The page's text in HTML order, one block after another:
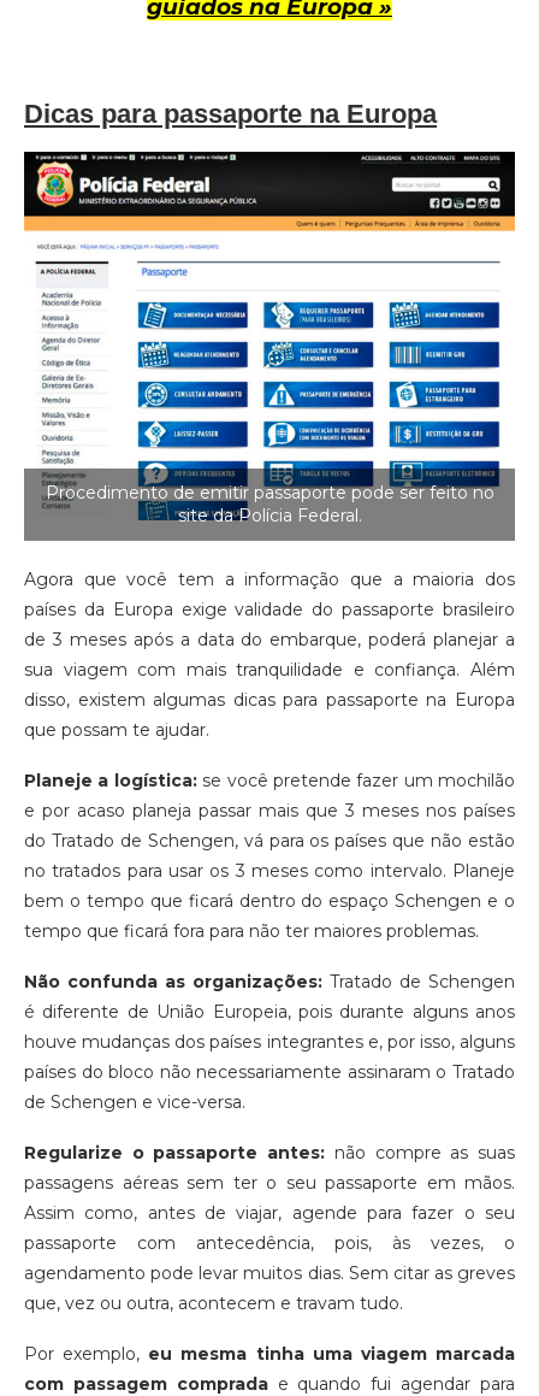
guiados na Europa »
Dicas para passaporte na Europa
Procedimento de emitir passaporte pode ser feito no
site da Polícia Federal.
Agora que você tem a informação que a maioria dos
países da Europa exige validade do passaporte brasileiro
de 3 meses após a data do embarque, poderá planejar a
sua viagem com mais tranquilidade e confiança. Além
disso, existem algumas dicas para passaporte na Europa
que possam te ajudar.
Planeje a logística: se você pretende fazer um mochilão
e por acaso planeja passar mais que 3 meses nos países
do Tratado de Schengen, vá para os países que não estão
no tratados para usar os 3 meses como intervalo. Planeje
bem o tempo que ficará dentro do espaço Schengen e o
tempo que ficará fora para não ter maiores problemas.
Não confunda as organizações: Tratado de Schengen
é diferente de União Europeia, pois durante alguns anos
houve mudanças dos países integrantes e, por isso, alguns
países do bloco não necessariamente assinaram o Tratado
de Schengen e vice-versa.
Regularize o passaporte antes: não compre as suas
passagens aéreas sem ter o seu passaporte em mãos.
Assim como, antes de viajar, agende para fazer o seu
passaporte com antecedência, pois, às vezes, o
agendamento pode levar muitos dias. Sem citar as greves
que, vez ou outra, acontecem e travam tudo.
Por exemplo, eu mesma tinha uma viagem marcada
com passagem compradae quando fui agendar para